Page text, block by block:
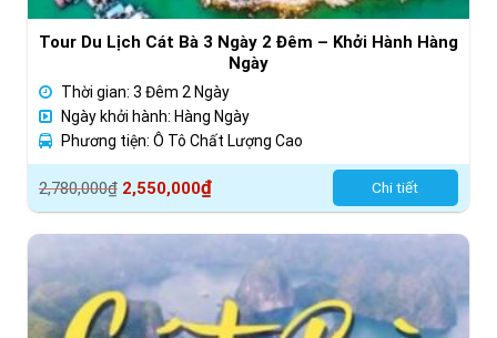
Tour Du Lịch Cát Bà 3 Ngày 2 Đêm – Khởi Hành Hàng
Ngày
Thời gian: 3 Đêm 2 Ngày
Ngày khởi hành: Hàng Ngày
Phương tiện: Ô Tô Chất Lượng Cao
2,780,000₫
Giá
gốc
2,780,000₫.
2,550,000₫
Giá
hiện
2,550,000₫.
Chi tiết